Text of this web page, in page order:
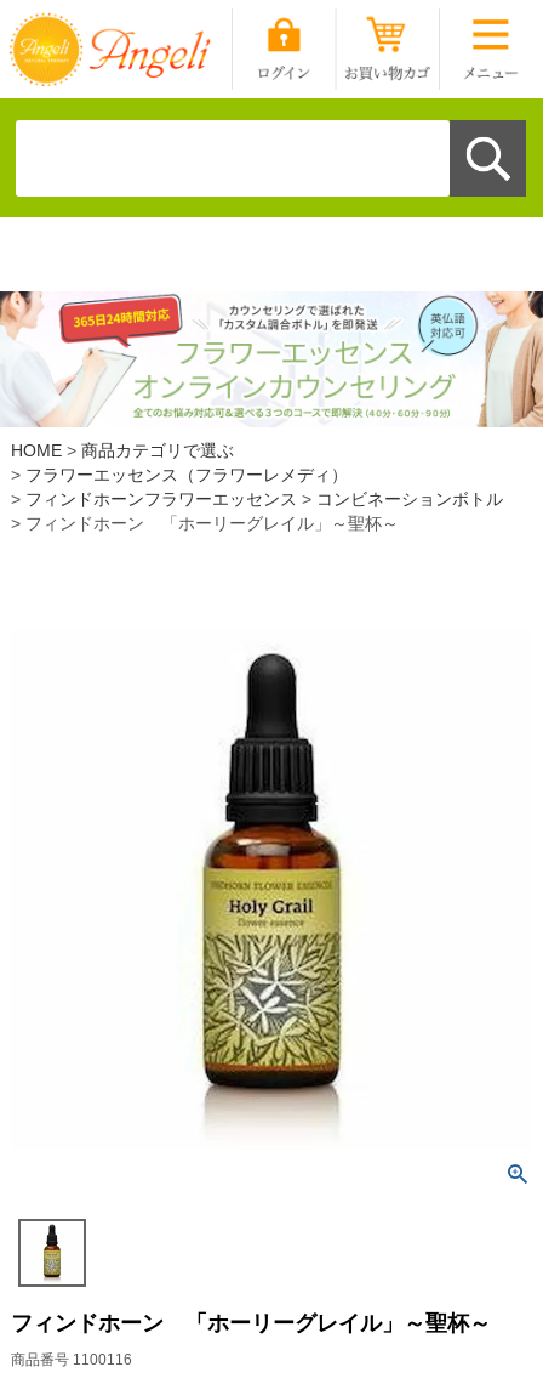
HOME
商品カテゴリで選ぶ
フラワーエッセンス（フラワーレメディ）
フィンドホーンフラワーエッセンス
コンビネーションボトル
フィンドホーン 「ホーリーグレイル」～聖杯～
フィンドホーン 「ホーリーグレイル」～聖杯～
商品番号 1100116